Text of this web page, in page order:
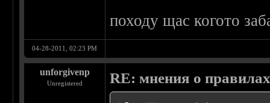
походу щас когото
04-28-2011, 02:23 PM
unforgivenp
Unregistered RE: мнения о